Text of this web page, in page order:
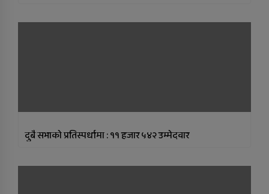
दुबै सभाकाे प्रतिस्पर्धामा : ११ हजार ५४२ उम्मेदवार